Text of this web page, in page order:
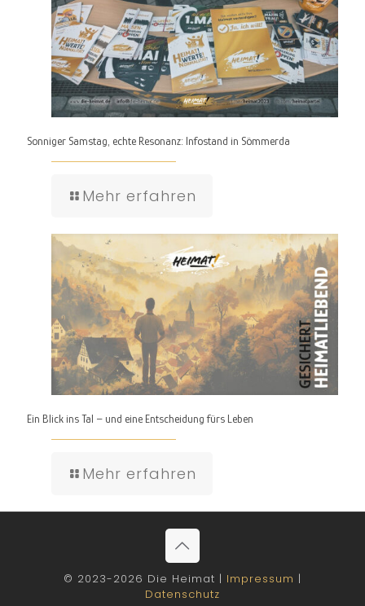
Sonniger Samstag, echte Resonanz: Infostand in Sömmerda
Mehr erfahren
Ein Blick ins Tal – und eine Entscheidung fürs Leben
Mehr erfahren
© 2023-2026 Die Heimat | Impressum |
Datenschutz